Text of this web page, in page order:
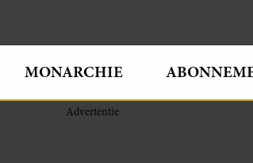
MONARCHIE